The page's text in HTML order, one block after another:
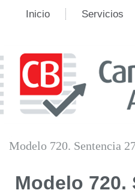
Inicio Servicios
Modelo 720. Sentencia
Modelo 720.